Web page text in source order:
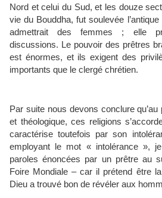
Nord et celui du Sud, et les douze
vie du Bouddha, fut soulevée
admettrait des femmes ; elle
discussions. Le pouvoir des prêtres
est énormes, et ils exigent des
importants que le clergé chrétien.
Par suite nous devons conclure
et théologique, ces religions
caractérise toutefois par son
employant le mot « intolérance »,
paroles énoncées par un prêtre au
Foire Mondiale – car il prétend être
Dieu a trouvé bon de révéler aux